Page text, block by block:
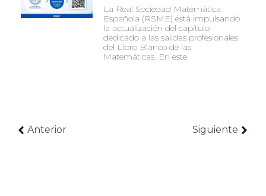
La Real Sociedad Matemática
Española (RSME) está impulsando
la actualización del capítulo
dedicado a las salidas profesionales
del Libro Blanco de las
Matemáticas. En este
Anterior Siguiente